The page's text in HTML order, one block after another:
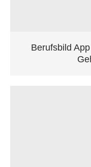
Berufsbild